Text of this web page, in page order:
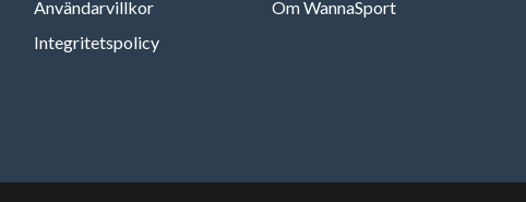
Användarvillkor
Integritetspolicy
Om WannaSport